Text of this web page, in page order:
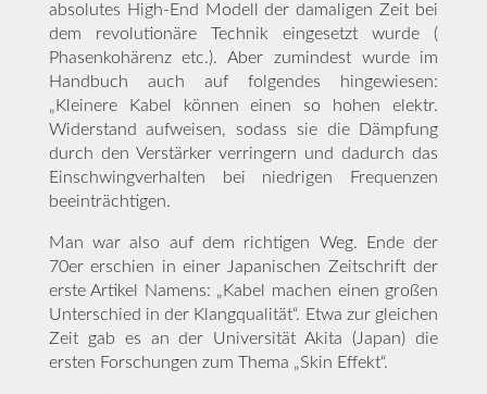
absolutes High-End Modell der damaligen Zeit bei
dem revolutionäre Technik eingesetzt wurde (
Phasenkohärenz etc.). Aber zumindest wurde im
Handbuch auch auf folgendes hingewiesen:
„Kleinere Kabel können einen so hohen elektr.
Widerstand aufweisen, sodass sie die Dämpfung
durch den Verstärker verringern und dadurch das
Einschwingverhalten bei niedrigen Frequenzen
beeinträchtigen.
Man war also auf dem richtigen Weg. Ende der
70er erschien in einer Japanischen Zeitschrift der
erste Artikel Namens: „Kabel machen einen großen
Unterschied in der Klangqualität“. Etwa zur gleichen
Zeit gab es an der Universität Akita (Japan) die
ersten Forschungen zum Thema „Skin Effekt“.